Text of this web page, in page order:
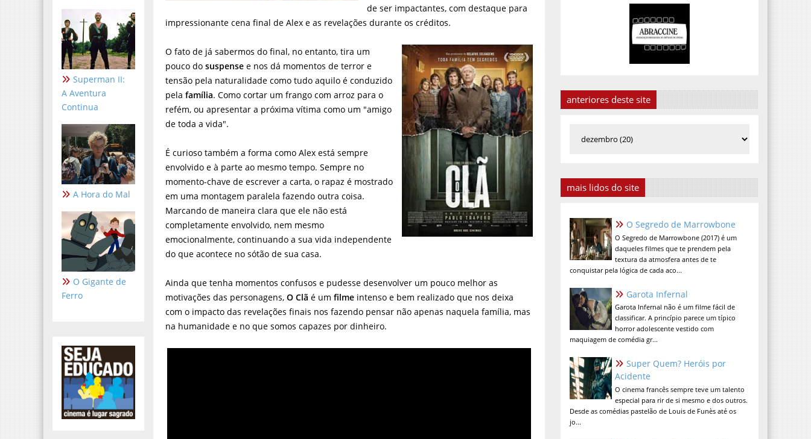
Superman II:
A Aventura
Continua
A Hora do Mal
O Gigante de
Ferro
de ser impactantes, com destaque para
impressionante cena final de Alex e as revelações durante os créditos.
O fato de já sabermos do final, no entanto, tira um
pouco dosuspense e nos dá momentos de terror e
tensão pela naturalidade como tudo aquilo é conduzido
pelafamília. Como cortar um frango com arroz para o
refém, ou apresentar a próxima vítima como um "amigo
de toda a vida".
É curioso também a forma como Alex está sempre
envolvido e à parte ao mesmo tempo. Sempre no
momento-chave de escrever a carta, o rapaz é mostrado
em uma montagem paralela fazendo outra coisa.
Marcando de maneira clara que ele não está
completamente envolvido, nem mesmo
emocionalmente, continuando a sua vida independente
do que acontece no sótão de sua casa.
Ainda que tenha momentos confusos e pudesse desenvolver um pouco melhor as
motivações das personagens,O Clã é umfilme intenso e bem realizado que nos deixa
com o impacto das revelações finais nos fazendo pensar não apenas naquela família, mas
na humanidade e no que somos capazes por dinheiro.
anteriores deste site
mais lidos do site
O Segredo de Marrowbone
O Segredo de Marrowbone (2017) é um
daqueles filmes que te prendem pela
textura da atmosfera antes de te
conquistar pela lógica de cada aco...
Garota Infernal
Garota Infernal não é um filme fácil de
classificar. A princípio parece um típico
horror adolescente vestido com
maquiagem de comédia gr...
Super Quem? Heróis por
Acidente
O cinema francês sempre teve um talento
especial para rir de si mesmo e dos outros.
Desde as comédias pastelão de Louis de Funès até os
jo...